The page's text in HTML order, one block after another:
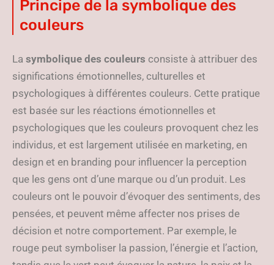
Principe de la symbolique des
couleurs
La symbolique des couleurs consiste à attribuer des
significations émotionnelles, culturelles et
psychologiques à différentes couleurs. Cette pratique
est basée sur les réactions émotionnelles et
psychologiques que les couleurs provoquent chez les
individus, et est largement utilisée en marketing, en
design et en branding pour influencer la perception
que les gens ont d’une marque ou d’un produit. Les
couleurs ont le pouvoir d’évoquer des sentiments, des
pensées, et peuvent même affecter nos prises de
décision et notre comportement. Par exemple, le
rouge peut symboliser la passion, l’énergie et l’action,